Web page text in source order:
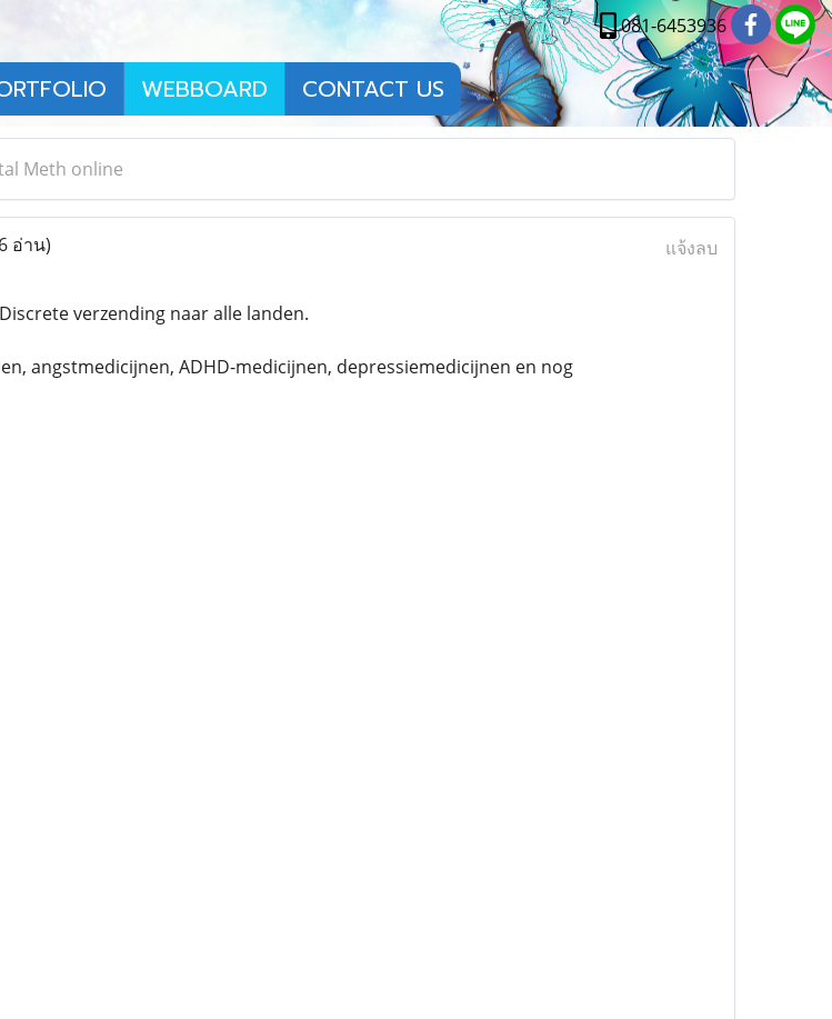
081-6453936
WEBBOARD CONTACT US
Meth online
อ่าน) แจ้งลบ
verzending naar alle landen.
angstmedicijnen, ADHD-medicijnen, depressiemedicijnen en nog